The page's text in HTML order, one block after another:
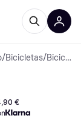
/Bicicletas/ Bicicletas infantiles
€